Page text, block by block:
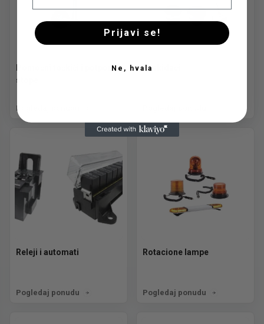
Pomoćni točkići i potporne
stope
Pogledaj ponudu
Prekidači
Releji i automati
Pogledaj ponudu
Rotacione lampe
Pogledaj ponudu
Prijavi se!
Ne, hvala